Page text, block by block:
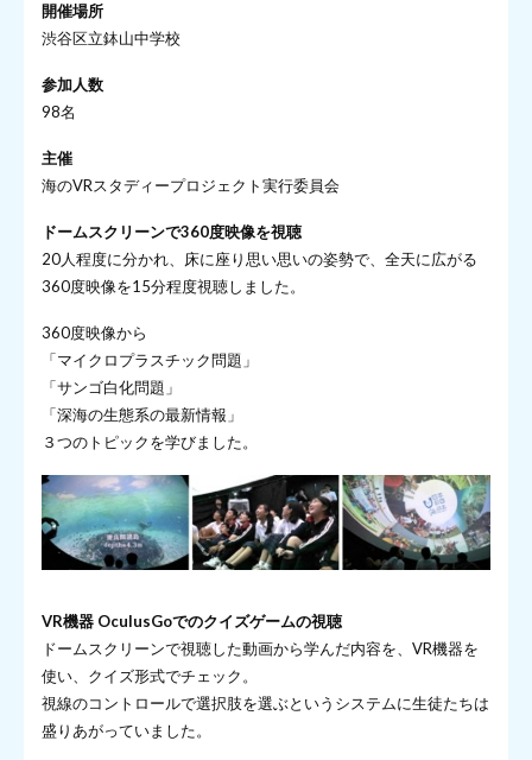
開催場所
渋谷区立鉢山中学校
参加人数
98名
主催
海のVRスタディープロジェクト実行委員会
ドームスクリーンで360度映像を視聴
20人程度に分かれ、床に座り思い思いの姿勢で、全天に広がる
360度映像を15分程度視聴しました。
360度映像から
「マイクロプラスチック問題」
「サンゴ白化問題」
「深海の生態系の最新情報」
３つのトピックを学びました。
VR機器 OculusGoでのクイズゲームの視聴
ドームスクリーンで視聴した動画から学んだ内容を、VR機器を
使い、クイズ形式でチェック。
視線のコントロールで選択肢を選ぶというシステムに生徒たちは
盛りあがっていました。